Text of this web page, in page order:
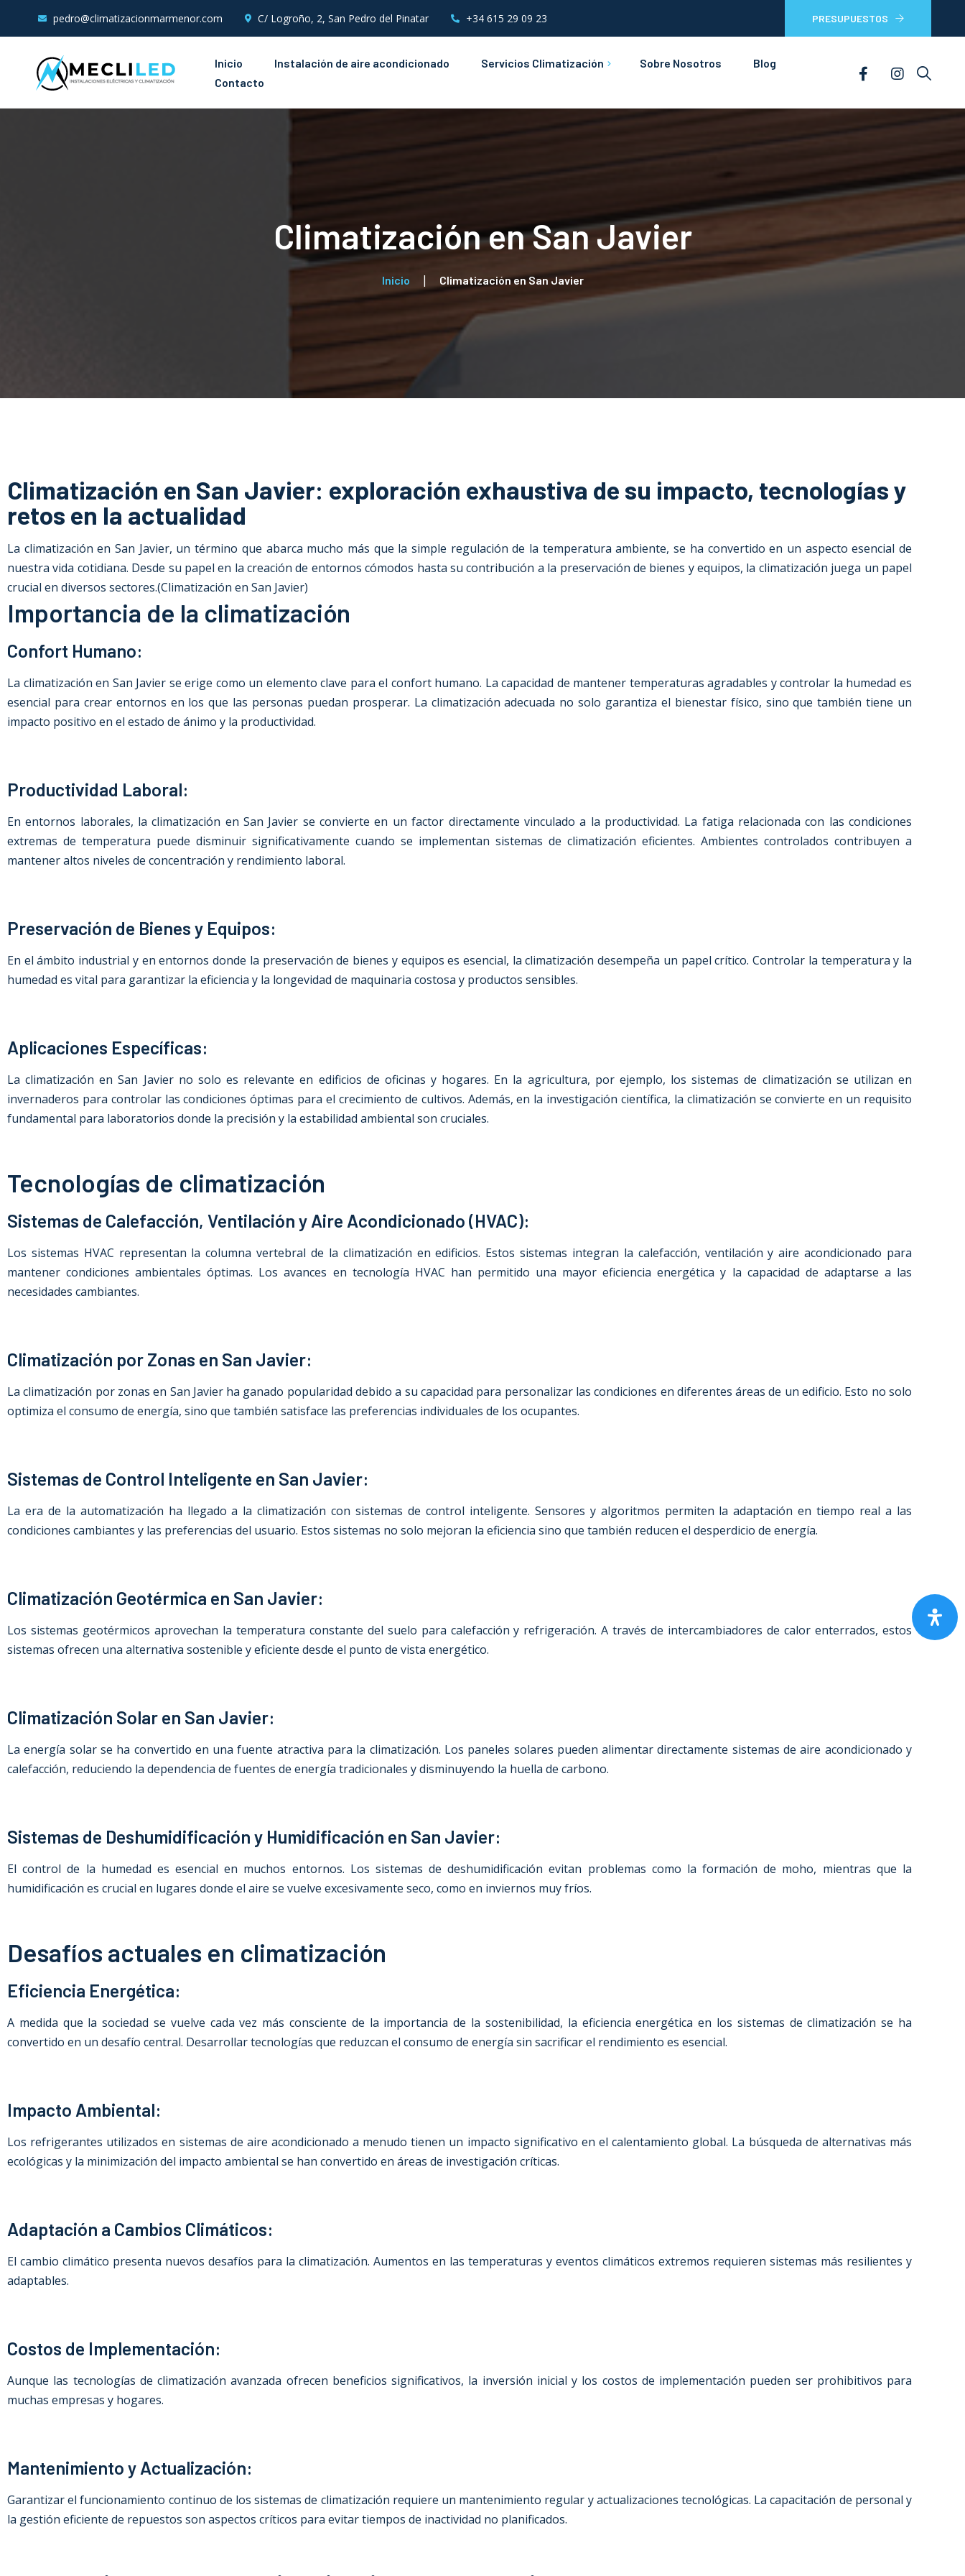
pedro@climatizacionmarmenor.com C/ Logroño, 2, San Pedro del Pinatar +34 615 29 09 23 PRESUPUESTOS
Inicio Instalación de aire acondicionado Servicios Climatización
Mantenimientos Eléctricos
Sobre Nosotros
Blog
Contacto
Climatización en San Javier
Inicio Climatización en San Javier
Climatización en San Javier: exploración exhaustiva de su impacto, tecnologías y
retos en la actualidad
La climatizaciónen San Javier, un término que abarca mucho más que la simple regulación de la temperatura ambiente, se ha convertido en un aspecto esencial de
nuestra vida cotidiana. Desde su papel en la creación de entornos cómodos hasta su contribución a la preservación de bienes y equipos, la climatización juega un papel
crucial en diversos sectores.(Climatización en San Javier)
Importancia de la climatización
Confort Humano:
La climatizaciónen San Javier se erige como un elemento clave para el confort humano. La capacidad de mantener temperaturas agradables y controlar la humedad es
esencial para crear entornos en los que las personas puedan prosperar. La climatización adecuada no solo garantiza el bienestar físico, sino que también tiene un
impacto positivo en el estado de ánimo y la productividad.
Productividad Laboral:
En entornos laborales, la climatización en San Javier se convierte en un factor directamente vinculado a la productividad. La fatiga relacionada con las condiciones
extremas de temperatura puede disminuir significativamente cuando se implementan sistemas de climatización eficientes. Ambientes controlados contribuyen a
mantener altos niveles de concentración y rendimiento laboral.
Preservación de Bienes y Equipos:
En el ámbito industrial y en entornos donde la preservación de bienes y equipos es esencial, la climatización desempeña un papel crítico. Controlar la temperatura y la
humedad es vital para garantizar la eficiencia y la longevidad de maquinaria costosa y productos sensibles.
Aplicaciones Específicas:
La climatizaciónen San Javierno solo es relevante en edificios de oficinas y hogares. En la agricultura, por ejemplo, los sistemas de climatización se utilizan en
invernaderos para controlar las condiciones óptimas para el crecimiento de cultivos. Además, en la investigación científica, la climatización se convierte en un requisito
fundamental para laboratorios donde la precisión y la estabilidad ambiental son cruciales.
Tecnologías de climatización
Sistemas de Calefacción, Ventilación y Aire Acondicionado (HVAC):
Los sistemas HVAC representan la columna vertebral de la climatización en edificios. Estos sistemas integran la calefacción, ventilación y aire acondicionado para
mantener condiciones ambientales óptimas. Los avances en tecnología HVAC han permitido una mayor eficiencia energética y la capacidad de adaptarse a las
necesidades cambiantes.
Climatización por Zonas en San Javier:
La climatización por zonasen San Javierha ganado popularidad debido a su capacidad para personalizar las condiciones en diferentes áreas de un edificio. Esto no solo
optimiza el consumo de energía, sino que también satisface las preferencias individuales de los ocupantes.
Sistemas de Control Inteligente en San Javier:
La era de la automatización ha llegado a la climatización con sistemas de control inteligente. Sensores y algoritmos permiten la adaptación en tiempo real a las
condiciones cambiantes y las preferencias del usuario. Estos sistemas no solo mejoran la eficiencia sino que también reducen el desperdicio de energía.
Climatización Geotérmica en San Javier:
Los sistemas geotérmicos aprovechan la temperatura constante del suelo para calefacción y refrigeración. A través de intercambiadores de calor enterrados, estos
sistemas ofrecen una alternativa sostenible y eficiente desde el punto de vista energético.
Climatización Solar en San Javier:
La energía solar se ha convertido en una fuente atractiva para la climatización. Los paneles solares pueden alimentar directamente sistemas de aire acondicionado y
calefacción, reduciendo la dependencia de fuentes de energía tradicionales y disminuyendo la huella de carbono.
Sistemas de Deshumidificación y Humidificación en San Javier:
El control de la humedad es esencial en muchos entornos. Los sistemas de deshumidificación evitan problemas como la formación de moho, mientras que la
humidificación es crucial en lugares donde el aire se vuelve excesivamente seco, como en inviernos muy fríos.
Desafíos actuales en climatización
Eficiencia Energética:
A medida que la sociedad se vuelve cada vez más consciente de la importancia de la sostenibilidad, la eficiencia energética en los sistemas de climatización se ha
convertido en un desafío central. Desarrollar tecnologías que reduzcan el consumo de energía sin sacrificar el rendimiento es esencial.
Impacto Ambiental:
Los refrigerantes utilizados en sistemas de aire acondicionado a menudo tienen un impacto significativo en el calentamiento global. La búsqueda de alternativas más
ecológicas y la minimización del impacto ambiental se han convertido en áreas de investigación críticas.
Adaptación a Cambios Climáticos:
El cambio climático presenta nuevos desafíos para la climatización. Aumentos en las temperaturas y eventos climáticos extremos requieren sistemas más resilientes y
adaptables.
Costos de Implementación:
Aunque las tecnologías de climatización avanzada ofrecen beneficios significativos, la inversión inicial y los costos de implementación pueden ser prohibitivos para
muchas empresas y hogares.
Mantenimiento y Actualización:
Garantizar el funcionamiento continuo de los sistemas de climatización requiere un mantenimiento regular y actualizaciones tecnológicas. La capacitación de personal y
la gestión eficiente de repuestos son aspectos críticos para evitar tiempos de inactividad no planificados.